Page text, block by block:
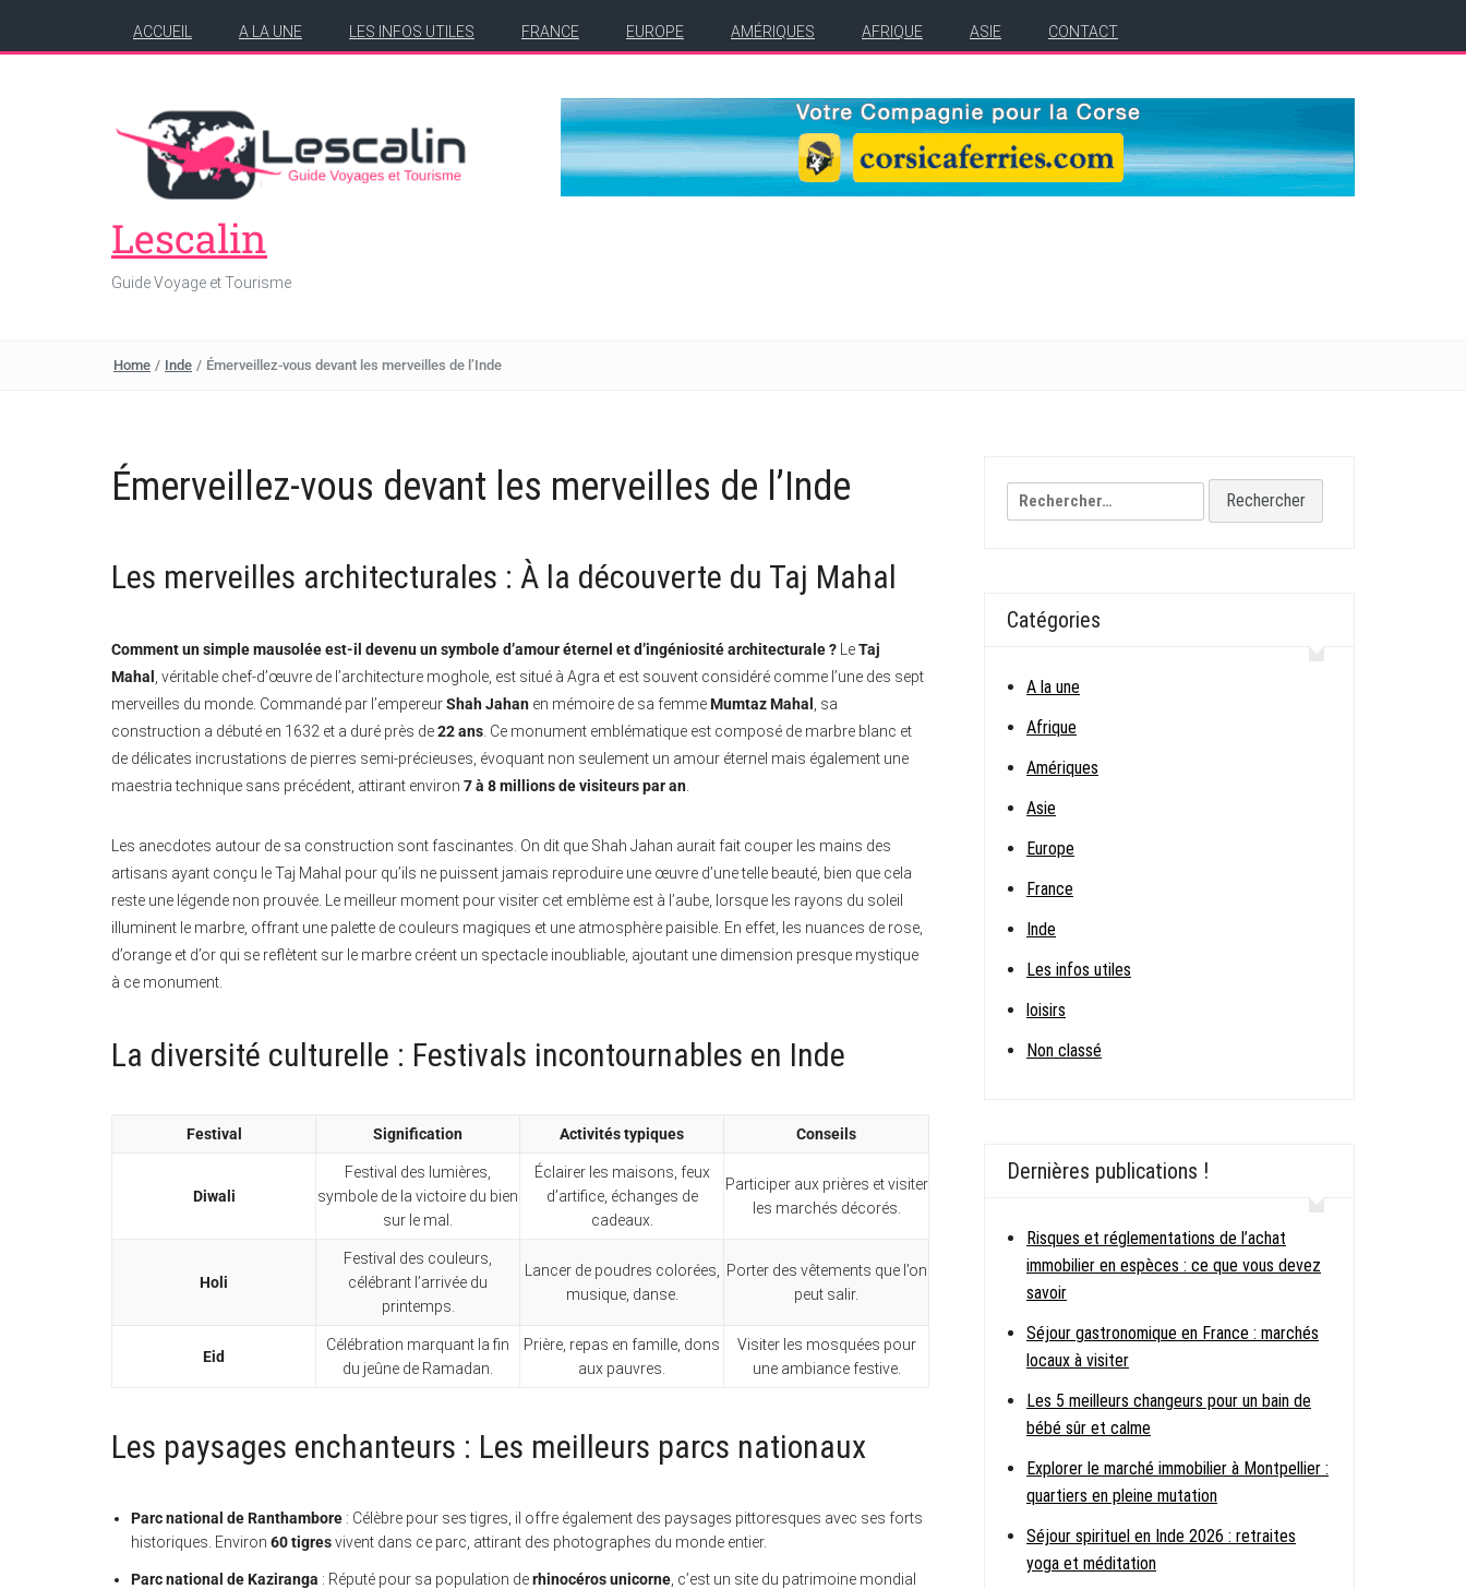
ACCUEIL A LA UNE LES INFOS UTILES FRANCE EUROPE AMÉRIQUES AFRIQUE ASIE CONTACT
Lescalin
Guide Voyage et Tourisme
Home / Inde / Émerveillez-vous devant les merveilles de l’Inde
Émerveillez-vous devant les merveilles de l’Inde
Les merveilles architecturales : À la découverte du Taj Mahal
Comment un simple mausolée est-il devenu un symbole d’amour éternel et d’ingéniosité architecturale ? LeTaj
Mahal
, véritable chef-d’œuvre de l’architecture moghole, est situé à Agra et est souvent considéré comme l’une des sept
merveilles du monde. Commandé par l’empereurShah Jahan en mémoire de sa femmeMumtaz Mahal
, sa
construction a débuté en 1632 et a duré près de22 ans . Ce monument emblématique est composé de marbre blanc et
de délicates incrustations de pierres semi-précieuses, évoquant non seulement un amour éternel mais également une
maestria technique sans précédent, attirant environ 7 à 8 millions de visiteurs par an
Les anecdotes autour de sa construction sont fascinantes. On dit que Shah Jahan aurait fait couper les mains des
artisans ayant conçu le Taj Mahal pour qu’ils ne puissent jamais reproduire une œuvre d’une telle beauté, bien que cela
reste une légende non prouvée. Le meilleur moment pour visiter cet emblème est à l’aube, lorsque les rayons du soleil
illuminent le marbre, offrant une palette de couleurs magiques et une atmosphère paisible. En effet, les nuances de rose,
d’orange et d’or qui se reflètent sur le marbre créent un spectacle inoubliable, ajoutant une dimension presque mystique
à ce monument.
La diversité culturelle : Festivals incontournables en Inde
Festival Signification Activités typiques Conseils
Diwali
Festival des lumières,
symbole de la victoire du bien
sur le mal.
Éclairer les maisons, feux
d’artifice, échanges de
cadeaux.
Participer aux prières et visiter
les marchés décorés.
Holi
Festival des couleurs,
célébrant l’arrivée du
printemps.
Lancer de poudres colorées,
musique, danse.
Porter des vêtements que l’on
peut salir.
Eid
Célébration marquant la fin
du jeûne de Ramadan.
Prière, repas en famille, dons
aux pauvres.
Visiter les mosquées pour
une ambiance festive.
Les paysages enchanteurs : Les meilleurs parcs nationaux
Parc national de Ranthambore : Célèbre pour ses tigres, il offre également des paysages pittoresques avec ses forts
historiques. Environ 60 tigresvivent dans ce parc, attirant des photographes du monde entier.
Parc national de Kaziranga : Réputé pour sa population derhinocéros unicorne , c’est un site du patrimoine mondial
Rechercher :
Catégories
A la une
Afrique
Amériques
Asie
Europe
France
Inde
Les infos utiles
loisirs
Non classé
Dernières publications !
Risques et réglementations de l’achat
immobilier en espèces : ce que vous devez
savoir
Séjour gastronomique en France : marchés
locaux à visiter
Les 5 meilleurs changeurs pour un bain de
bébé sûr et calme
Explorer le marché immobilier à Montpellier :
quartiers en pleine mutation
Séjour spirituel en Inde 2026 : retraites
yoga et méditation